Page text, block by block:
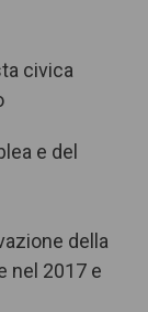
civica
e del
della
nel 2017 e